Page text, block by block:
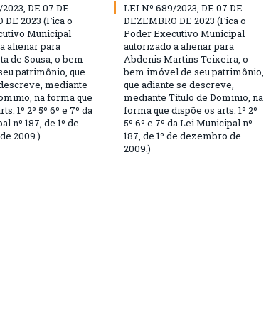
DE 07 DE
DE 2023 (Fica o
Municipal
alienar para
de Sousa, o bem
patrimônio, que
mediante
na forma que
1º 2º 5º 6º e 7º da
nº 187, de 1º de
2009.)
LEI Nº 689/2023, DE 07 DE
DEZEMBRO DE 2023 (Fica o
Poder Executivo Municipal
autorizado a alienar para
Abdenis Martins Teixeira, o
bem imóvel de seu patrimônio,
que adiante se descreve,
mediante Título de Dominio, na
forma que dispõe os arts. 1º 2º
5º 6º e 7º da Lei Municipal nº
187, de 1º de dezembro de
2009.)